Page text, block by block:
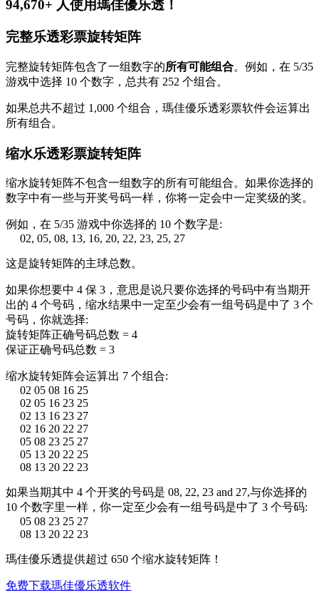
94,670+ 人使用瑪佳優乐透！
完整乐透彩票旋转矩阵
完整旋转矩阵包含了一组数字的所有可能组合。例如，在 5/35
游戏中选择 10 个数字，总共有 252 个组合。
如果总共不超过 1,000 个组合，瑪佳優乐透彩票软件会运算出
所有组合。
缩水乐透彩票旋转矩阵
缩水旋转矩阵不包含一组数字的所有可能组合。如果你选择的
数字中有一些与开奖号码一样，你将一定会中一定奖级的奖。
例如，在 5/35 游戏中你选择的 10 个数字是:
02, 05, 08, 13, 16, 20, 22, 23, 25, 27
这是旋转矩阵的主球总数。
如果你想要中 4 保 3，意思是说只要你选择的号码中有当期开
出的 4 个号码，缩水结果中一定至少会有一组号码是中了 3 个
号码，你就选择:
旋转矩阵正确号码总数 = 4
保证正确号码总数 = 3
缩水旋转矩阵会运算出 7 个组合:
02 05 08 16 25
02 05 16 23 25
02 13 16 23 27
02 16 20 22 27
05 08 23 25 27
05 13 20 22 25
08 13 20 22 23
如果当期其中 4 个开奖的号码是 08, 22, 23 and 27,与你选择的
10 个数字里一样，你一定至少会有一组号码是中了 3 个号码:
05 08 23 25 27
08 13 20 22 23
瑪佳優乐透提供超过 650 个缩水旋转矩阵！
免费下载瑪佳優乐透软件